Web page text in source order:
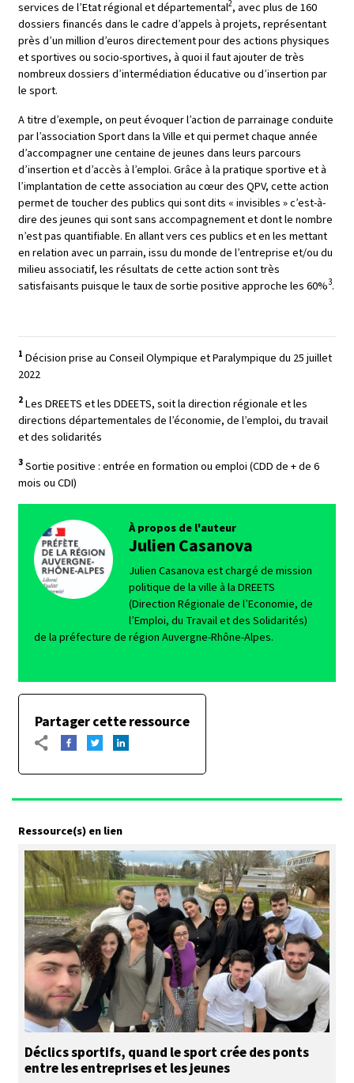
services de l’Etat régional et départemental2, avec plus de 160
dossiers financés dans le cadre d’appels à projets, représentant
près d’un million d’euros directement pour des actions physiques
et sportives ou socio-sportives, à quoi il faut ajouter de très
nombreux dossiers d’intermédiation éducative ou d’insertion par
le sport.
A titre d’exemple, on peut évoquer l’action de parrainage conduite
par l’association Sport dans la Ville et qui permet chaque année
d’accompagner une centaine de jeunes dans leurs parcours
d’insertion et d’accès à l’emploi. Grâce à la pratique sportive et à
l’implantation de cette association au cœur des QPV, cette action
permet de toucher des publics qui sont dits « invisibles » c’est-à-
dire des jeunes qui sont sans accompagnement et dont le nombre
n’est pas quantifiable. En allant vers ces publics et en les mettant
en relation avec un parrain, issu du monde de l’entreprise et/ou du
milieu associatif, les résultats de cette action sont très
satisfaisants puisque le taux de sortie positive approche les 60%3.
1 Décision prise au Conseil Olympique et Paralympique du 25 juillet
2022
2 Les DREETS et les DDEETS, soit la direction régionale et les
directions départementales de l’économie, de l’emploi, du travail
et des solidarités
3 Sortie positive : entrée en formation ou emploi (CDD de + de 6
mois ou CDI)
À propos de l'auteur
Julien Casanova
Julien Casanova est chargé de mission
politique de la ville à la DREETS
(Direction Régionale de l’Economie, de
l’Emploi, du Travail et des Solidarités)
de la préfecture de région Auvergne-Rhône-Alpes.
Partager cette ressource
Ressource(s) en lien
Déclics sportifs, quand le sport crée des ponts
entre les entreprises et les jeunes